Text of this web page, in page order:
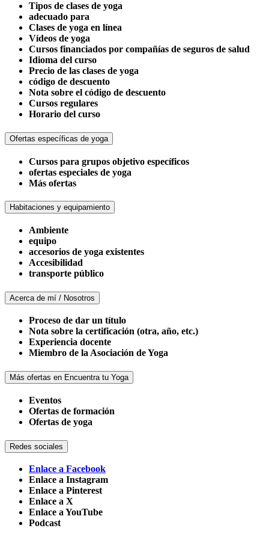
Tipos de clases de yoga
adecuado para
Clases de yoga en línea
Vídeos de yoga
Cursos financiados por compañías de seguros de salud
Idioma del curso
Precio de las clases de yoga
código de descuento
Nota sobre el código de descuento
Cursos regulares
Horario del curso
Ofertas específicas de yoga
Cursos para grupos objetivo específicos
ofertas especiales de yoga
Más ofertas
Habitaciones y equipamiento
Ambiente
equipo
accesorios de yoga existentes
Accesibilidad
transporte público
Acerca de mí / Nosotros
Proceso de dar un título
Nota sobre la certificación (otra, año, etc.)
Experiencia docente
Miembro de la Asociación de Yoga
Más ofertas en Encuentra tu Yoga
Eventos
Ofertas de formación
Ofertas de yoga
Redes sociales
Enlace a Facebook
Enlace a Instagram
Enlace a Pinterest
Enlace a X
Enlace a YouTube
Podcast